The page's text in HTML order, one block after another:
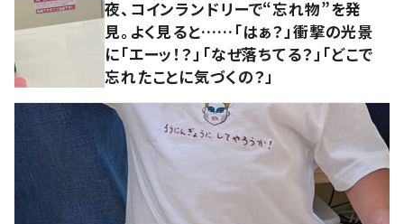
夜、コインランドリーで“忘れ物”を発
見。よく見ると……「はぁ？」衝撃の光景
に「エーッ！？」「なぜ落ちてる？」「どこで
忘れたことに気づくの？」